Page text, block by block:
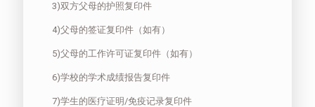
3)双方父母的护照复印件
4)父母的签证复印件（如有）
5)父母的工作许可证复印件（如有）
6)学校的学术成绩报告复印件
7)学生的医疗证明/免疫记录复印件